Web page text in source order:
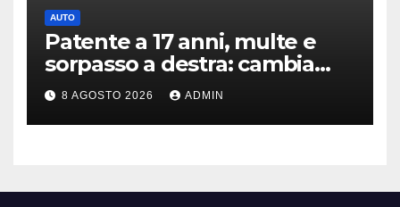
AUTO
Patente a 17 anni, multe e
sorpasso a destra: cambia
tutto, nuove regole allo
studio
8 AGOSTO 2026 ADMIN